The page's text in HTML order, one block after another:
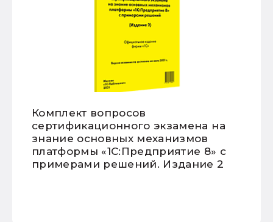
Комплект вопросов
сертификационного экзамена на
знание основных механизмов
платформы «1С:Предприятие 8» с
примерами решений. Издание 2